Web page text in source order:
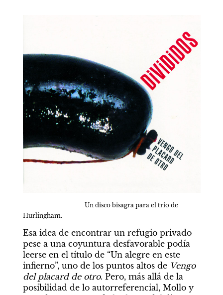
Un disco bisagra para el trío de
Hurlingham.
Esa idea de encontrar un refugio privado
pese a una coyuntura desfavorable podía
leerse en el título de “Un alegre en este
infierno”, uno de los puntos altos de Vengo
del placard de otro. Pero, más allá de la
posibilidad de lo autorreferencial, Mollo y